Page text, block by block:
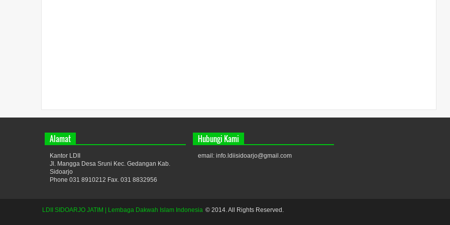
Alamat
Kantor LDII
Jl. Mangga Desa Sruni Kec. Gedangan Kab.
Sidoarjo
Phone 031 8910212 Fax. 031 8832956
Hubungi Kami
email: info.ldiisidoarjo@gmail.com
LDII SIDOARJO JATIM | Lembaga Dakwah Islam Indonesia © 2014. All Rights Reserved.